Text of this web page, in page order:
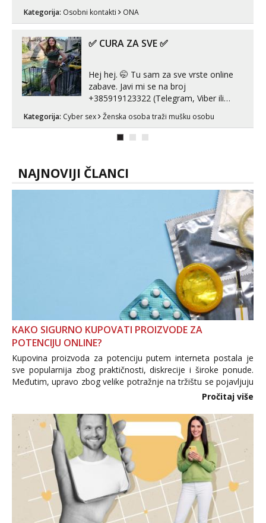
Kategorija: Osobni kontakti ONA
✅ CURA ZA SVE ✅
Hej hej. 🤭 Tu sam za sve vrste online
zabave. Javi mi se na broj
+385919123322 (Telegram, Viber ili
Whatsapp). 🤙 NE javljaj se na uzivo.
Hvala.
Kategorija: Cyber sex Ženska osoba traži mušku osobu
NAJNOVIJI ČLANCI
KAKO SIGURNO KUPOVATI PROIZVODE ZA
POTENCIJU ONLINE?
Kupovina proizvoda za potenciju putem interneta postala je
sve popularnija zbog praktičnosti, diskrecije i široke ponude.
Međutim, upravo zbog velike potražnje na tržištu se pojavljuju
i brojni krivotvoreni proizvodi, nepouzdane internetske
Pročitaj više